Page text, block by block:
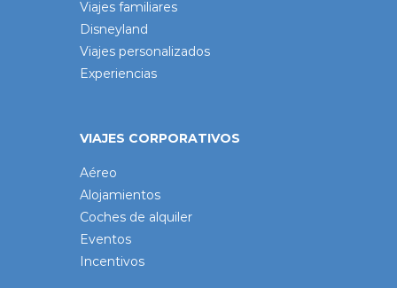
Viajes familiares
Disneyland
Viajes personalizados
Experiencias
VIAJES CORPORATIVOS
Aéreo
Alojamientos
Coches de alquiler
Eventos
Incentivos